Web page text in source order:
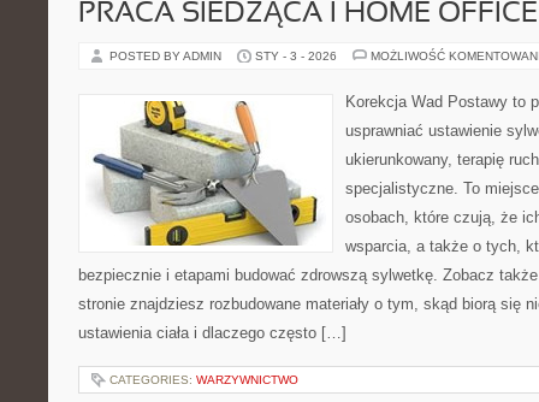
PRACA SIEDZĄCA I HOME OFFICE
POSTED BY ADMIN STY - 3 - 2026 MOŻLIWOŚĆ
Korekcja Wad Postawy to
usprawniać ustawienie
ukierunkowany, terapię
specjalistyczne. To
osobach, które czują, że
wsparcia, a także o tych,
bezpiecznie i etapami budować zdrowszą sylwetkę. Zobacz
stronie znajdziesz rozbudowane materiały o tym, skąd biorą się
ustawienia ciała i dlaczego często […]
CATEGORIES: WARZYWNICTWO